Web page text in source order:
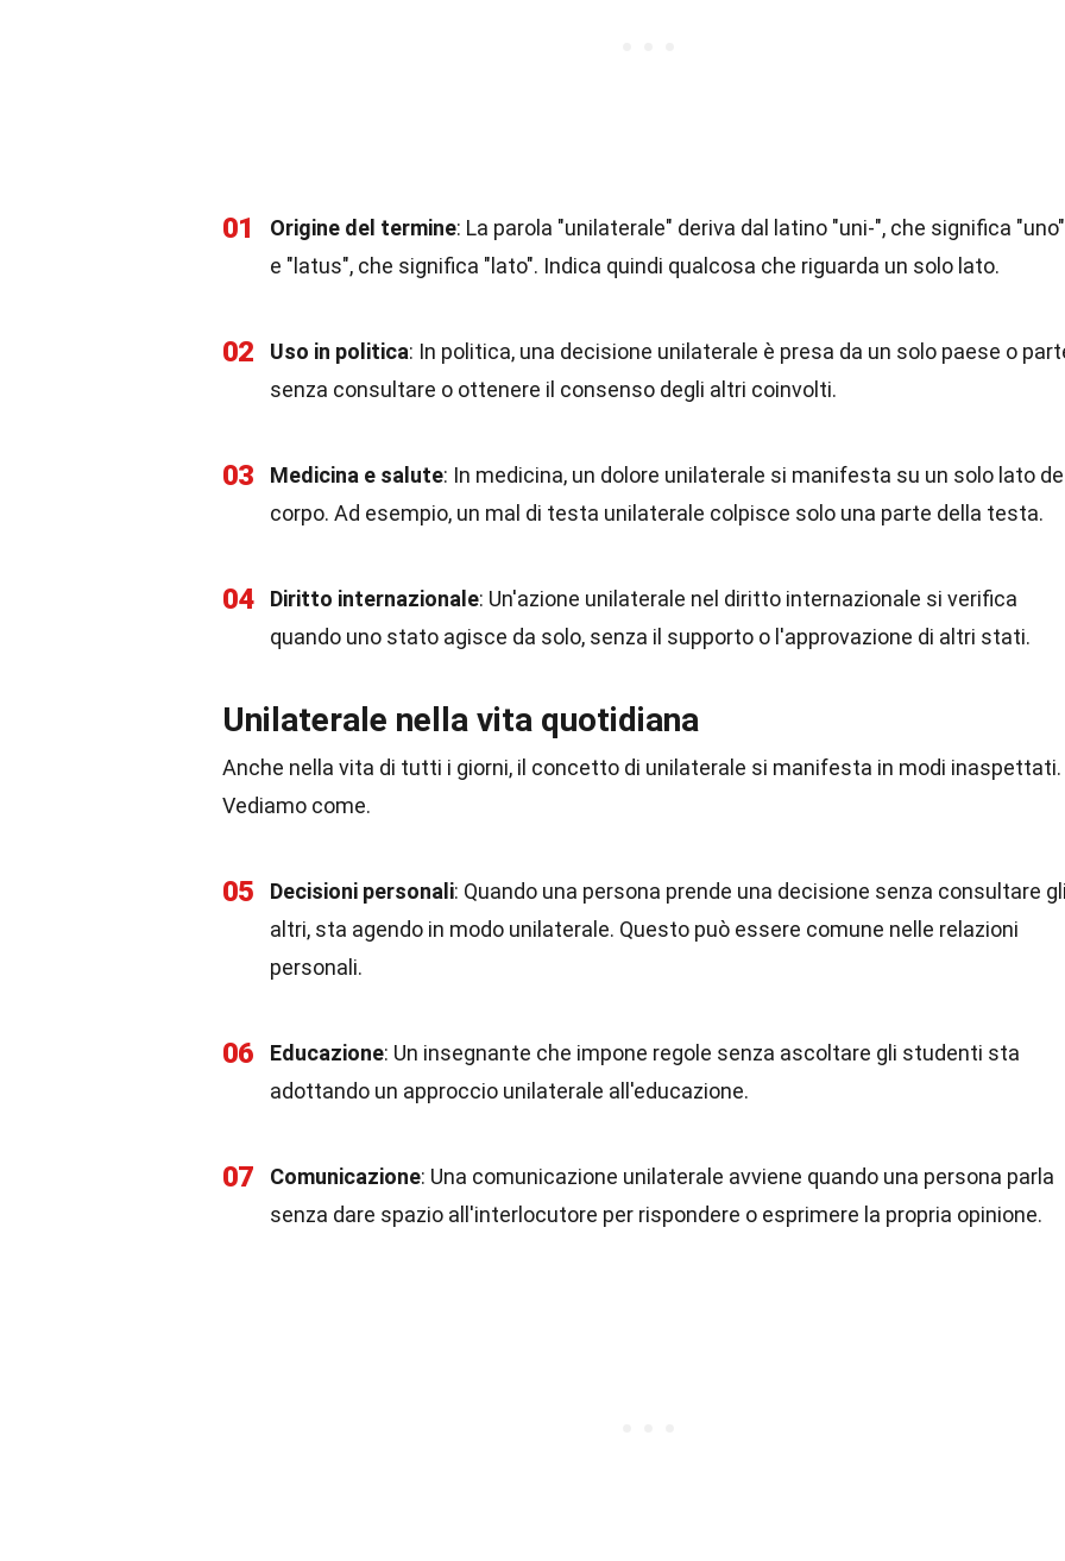
01 Origine del termine: La parola "unilaterale" deriva dal latino "uni-", che significa
e "latus", che significa "lato". Indica quindi qualcosa che riguarda un solo lato.
02 Uso in politica: In politica, una decisione unilaterale è presa da un solo paese o
senza consultare o ottenere il consenso degli altri coinvolti.
03 Medicina e salute: In medicina, un dolore unilaterale si manifesta su un solo lato
corpo. Ad esempio, un mal di testa unilaterale colpisce solo una parte della testa.
04 Diritto internazionale: Un'azione unilaterale nel diritto internazionale si verifica
quando uno stato agisce da solo, senza il supporto o l'approvazione di altri stati.
Unilaterale nella vita quotidiana
Anche nella vita di tutti i giorni, il concetto di unilaterale si manifesta in modi inaspettati.
Vediamo come.
05 Decisioni personali: Quando una persona prende una decisione senza consultare
altri, sta agendo in modo unilaterale. Questo può essere comune nelle relazioni
personali.
06 Educazione: Un insegnante che impone regole senza ascoltare gli studenti sta
adottando un approccio unilaterale all'educazione.
07 Comunicazione: Una comunicazione unilaterale avviene quando una persona parla
senza dare spazio all'interlocutore per rispondere o esprimere la propria opinione.